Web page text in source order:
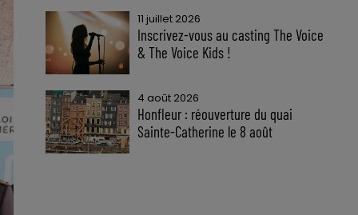
11 juillet 2026
Inscrivez-vous au casting The Voice
& The Voice Kids !
4 août 2026
Honfleur : réouverture du quai
Sainte-Catherine le 8 août